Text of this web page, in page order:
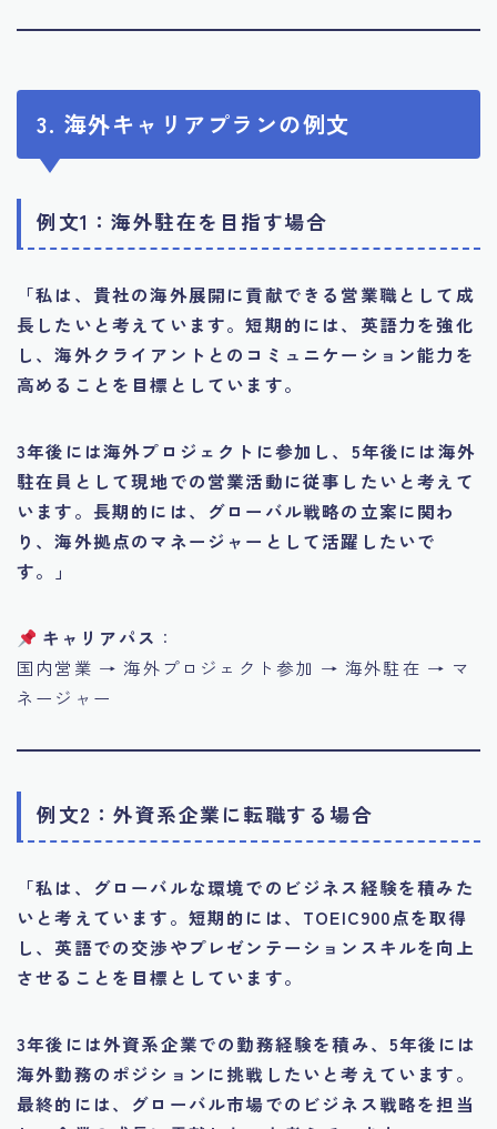
3. 海外キャリアプランの例文
例文1：海外駐在を目指す場合
「私は、貴社の海外展開に貢献できる営業職として成
長したいと考えています。短期的には、英語力を強化
し、海外クライアントとのコミュニケーション能力を
高めることを目標としています。
3年後には海外プロジェクトに参加し、5年後には海外
駐在員として現地での営業活動に従事したいと考えて
います。長期的には、グローバル戦略の立案に関わ
り、海外拠点のマネージャーとして活躍したいで
す。」
キャリアパス ：
国内営業 → 海外プロジェクト参加 → 海外駐在 → マ
ネージャー
例文2：外資系企業に転職する場合
「私は、グローバルな環境でのビジネス経験を積みた
いと考えています。短期的には、TOEIC900点を取得
し、英語での交渉やプレゼンテーションスキルを向上
させることを目標としています。
3年後には外資系企業での勤務経験を積み、5年後には
海外勤務のポジションに挑戦したいと考えています。
最終的には、グローバル市場でのビジネス戦略を担当